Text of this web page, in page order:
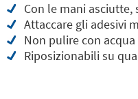
Con le mani asciutte,
Attaccare gli adesivi
Non pulire con
Riposizionabili su